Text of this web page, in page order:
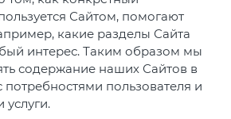
Сайтом, помогают
какие разделы Сайта
интерес. Таким образом мы
содержание наших Сайтов в
потребностями пользователя и
услуги.